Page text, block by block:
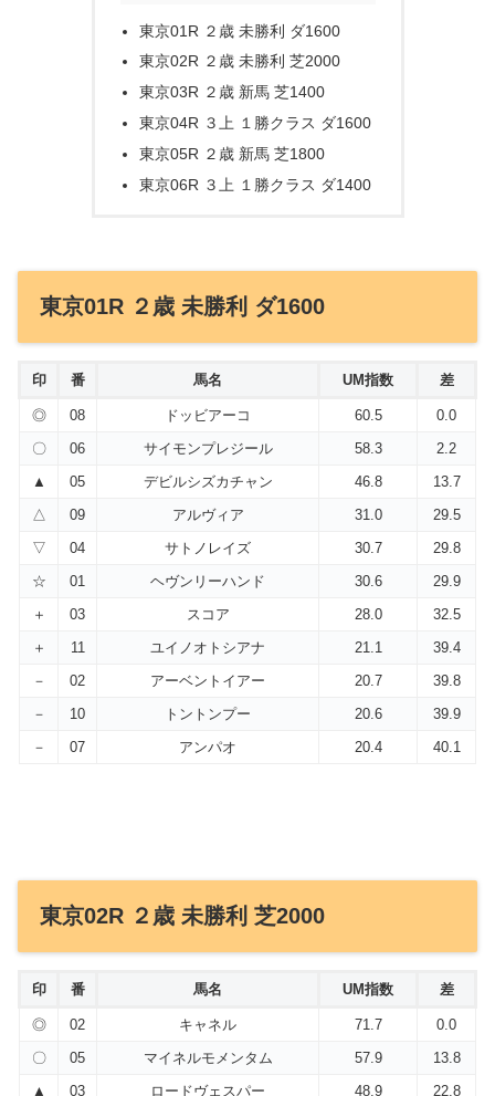
東京01R ２歳 未勝利 ダ1600
東京02R ２歳 未勝利 芝2000
東京03R ２歳 新馬 芝1400
東京04R ３上 １勝クラス ダ1600
東京05R ２歳 新馬 芝1800
東京06R ３上 １勝クラス ダ1400
東京01R ２歳 未勝利 ダ1600
印 番 馬名 UM指数 差
◎ 08 ドッビアーコ 60.5
0.0
〇
06 サイモンプレジール 58.3
2.2
▲
05 デビルシズカチャン 46.8
13.7
△
09 アルヴィア 31.0
29.5
▽
04 サトノレイズ 30.7
29.8
☆
01 ヘヴンリーハンド 30.6
29.9
＋
03 スコア 28.0
32.5
＋
11 ユイノオトシアナ 21.1
39.4
－
02 アーベントイアー 20.7
39.8
－
10 トントンプー 20.6
39.9
－
07 アンパオ 20.4 40.1
東京02R ２歳 未勝利 芝2000
印 番 馬名 UM指数 差
◎ 02 キャネル 71.7
0.0
〇
05 マイネルモメンタム 57.9
13.8
▲
03 ロードヴェスパー 48.9
22.8